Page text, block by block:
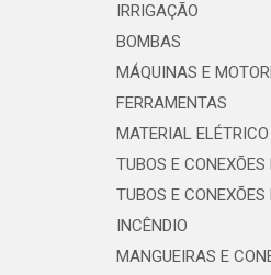
IRRIGAÇÃO
BOMBAS
MÁQUINAS E
FERRAMENTAS
MATERIAL ELÉTRICO
TUBOS E CONEXÕES
TUBOS E CONEXÕES
INCÊNDIO
MANGUEIRAS E